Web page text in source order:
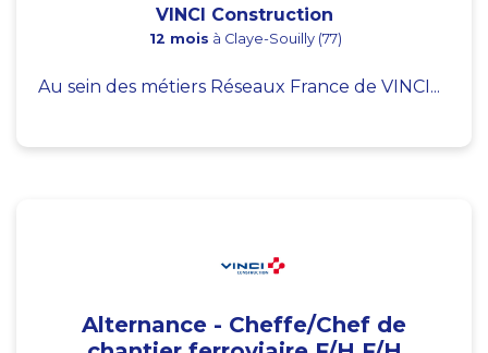
VINCI Construction
12 mois à Claye-Souilly (77)
Au sein des métiers Réseaux France de VINCI...
Alternance - Cheffe/Chef de